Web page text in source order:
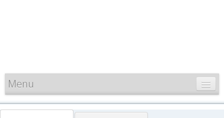
Menu
CARTE DE FRANCE